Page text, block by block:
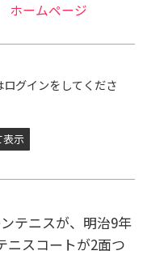
ホームページ
グインをしてくださ
示
テニスが、明治9年
ニスコートが2面つ